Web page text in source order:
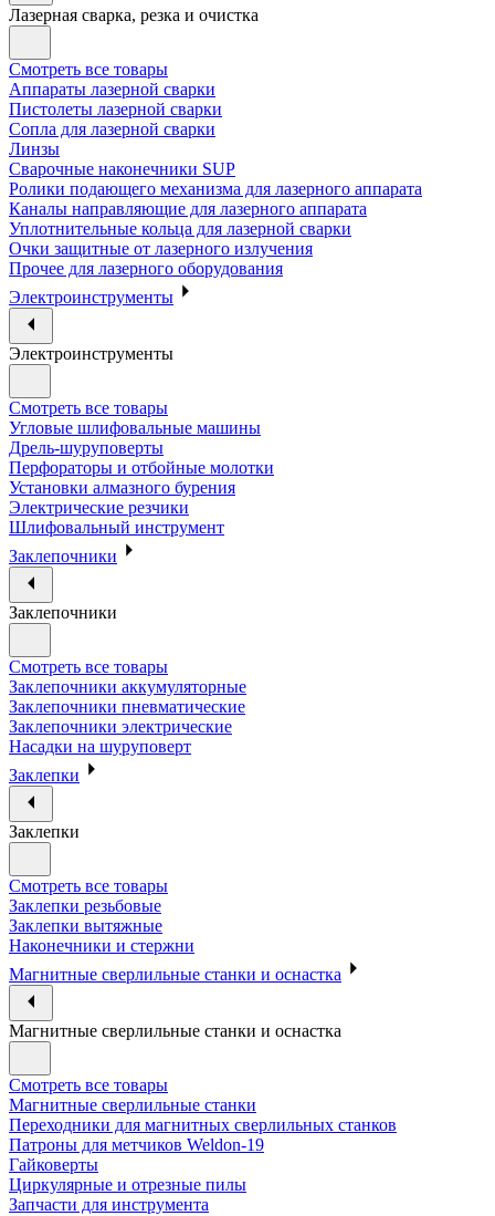
Лазерная сварка, резка и очистка
Смотреть все товары
Аппараты лазерной сварки
Пистолеты лазерной сварки
Сопла для лазерной сварки
Линзы
Сварочные наконечники SUP
Ролики подающего механизма для лазерного аппарата
Каналы направляющие для лазерного аппарата
Уплотнительные кольца для лазерной сварки
Очки защитные от лазерного излучения
Прочее для лазерного оборудования
Электроинструменты
Электроинструменты
Смотреть все товары
Угловые шлифовальные машины
Дрель-шуруповерты
Перфораторы и отбойные молотки
Установки алмазного бурения
Электрические резчики
Шлифовальный инструмент
Заклепочники
Заклепочники
Смотреть все товары
Заклепочники аккумуляторные
Заклепочники пневматические
Заклепочники электрические
Насадки на шуруповерт
Заклепки
Заклепки
Смотреть все товары
Заклепки резьбовые
Заклепки вытяжные
Наконечники и стержни
Магнитные сверлильные станки и оснастка
Магнитные сверлильные станки и оснастка
Смотреть все товары
Магнитные сверлильные станки
Переходники для магнитных сверлильных станков
Патроны для метчиков Weldon-19
Гайковерты
Циркулярные и отрезные пилы
Запчасти для инструмента